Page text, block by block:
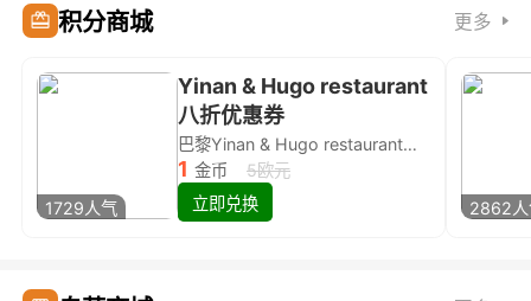
积分商城 更多
1729人气
Yinan & Hugo restaurant
八折优惠券
巴黎Yinan & Hugo restaurant除简餐类全场8折
1 金币
5欧元
立即兑换
2862